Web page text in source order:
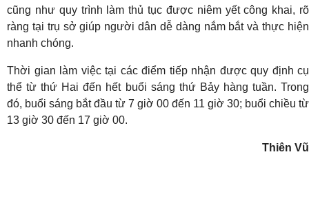
cũng như quy trình làm thủ tục được niêm yết công khai, rõ
ràng tại trụ sở giúp người dân dễ dàng nắm bắt và thực hiện
nhanh chóng.
Thời gian làm việc tại các điểm tiếp nhận được quy định cụ
thể từ thứ Hai đến hết buổi sáng thứ Bảy hàng tuần. Trong
đó, buổi sáng bắt đầu từ 7 giờ 00 đến 11 giờ 30; buổi chiều từ
13 giờ 30 đến 17 giờ 00.
Thiên Vũ